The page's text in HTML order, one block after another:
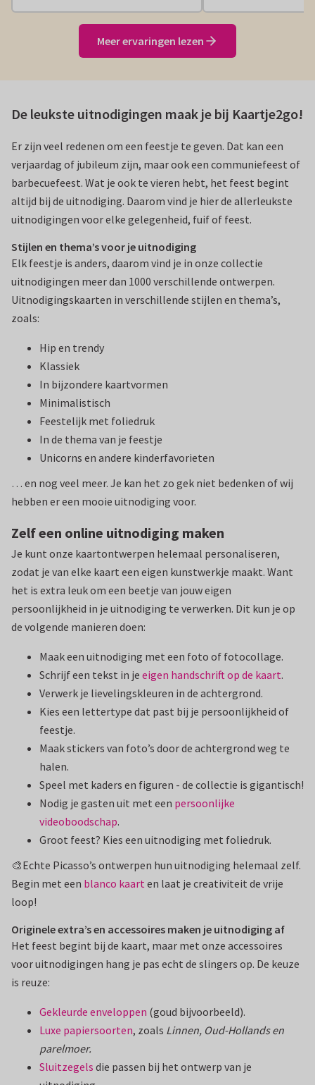
Meer ervaringen lezen
De leukste uitnodigingen maak je bij Kaartje2go!
Er zijn veel redenen om een feestje te geven. Dat kan een
verjaardag of jubileum zijn, maar ook een communiefeest of
barbecuefeest. Wat je ook te vieren hebt, het feest begint
altijd bij de uitnodiging. Daarom vind je hier de allerleukste
uitnodigingen voor elke gelegenheid, fuif of feest.
Stijlen en thema’s voor je uitnodiging
Elk feestje is anders, daarom vind je in onze collectie
uitnodigingen meer dan 1000 verschillende ontwerpen.
Uitnodigingskaarten in verschillende stijlen en thema’s,
zoals:
Hip en trendy
Klassiek
In bijzondere kaartvormen
Minimalistisch
Feestelijk met foliedruk
In de thema van je feestje
Unicorns en andere kinderfavorieten
… en nog veel meer. Je kan het zo gek niet bedenken of wij
hebben er een mooie uitnodiging voor.
Zelf een online uitnodiging maken
Je kunt onze kaartontwerpen helemaal personaliseren,
zodat je van elke kaart een eigen kunstwerkje maakt. Want
het is extra leuk om een beetje van jouw eigen
persoonlijkheid in je uitnodiging te verwerken. Dit kun je op
de volgende manieren doen:
Maak een uitnodiging met een foto of fotocollage.
Schrijf een tekst in je eigen handschrift op de kaart.
Verwerk je lievelingskleuren in de achtergrond.
Kies een lettertype dat past bij je persoonlijkheid of
feestje.
Maak stickers van foto’s door de achtergrond weg te
halen.
Speel met kaders en figuren - de collectie is gigantisch!
Nodig je gasten uit met een persoonlijke
videoboodschap.
Groot feest? Kies een uitnodiging met foliedruk.
🎨Echte Picasso’s ontwerpen hun uitnodiging helemaal zelf.
Begin met een blanco kaart en laat je creativiteit de vrije
loop!
Originele extra’s en accessoires maken je uitnodiging af
Het feest begint bij de kaart, maar met onze accessoires
voor uitnodigingen hang je pas echt de slingers op. De keuze
is reuze:
Gekleurde enveloppen (goud bijvoorbeeld).
Luxe papiersoorten, zoals Linnen, Oud-Hollands en
parelmoer.
Sluitzegels die passen bij het ontwerp van je